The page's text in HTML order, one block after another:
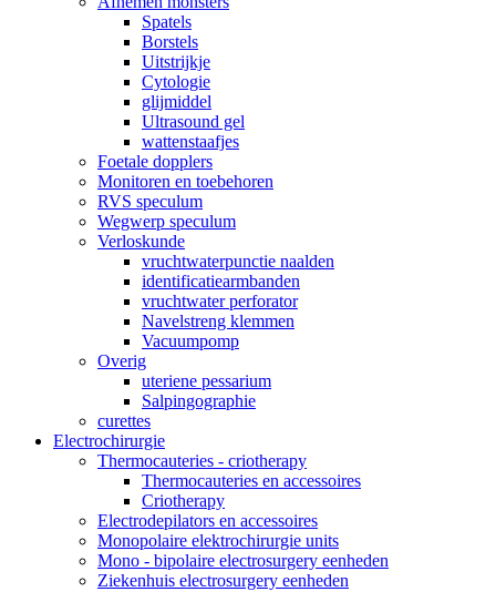
Spatels
Borstels
Uitstrijkje
Cytologie
glijmiddel
Ultrasound gel
wattenstaafjes
Foetale dopplers
Monitoren en toebehoren
RVS speculum
Wegwerp speculum
Verloskunde
vruchtwaterpunctie naalden
identificatiearmbanden
vruchtwater perforator
Navelstreng klemmen
Vacuumpomp
Overig
uteriene pessarium
Salpingographie
curettes
Electrochirurgie
Thermocauteries - criotherapy
Thermocauteries en accessoires
Criotherapy
Electrodepilators en accessoires
Monopolaire elektrochirurgie units
Mono - bipolaire electrosurgery eenheden
Ziekenhuis electrosurgery eenheden